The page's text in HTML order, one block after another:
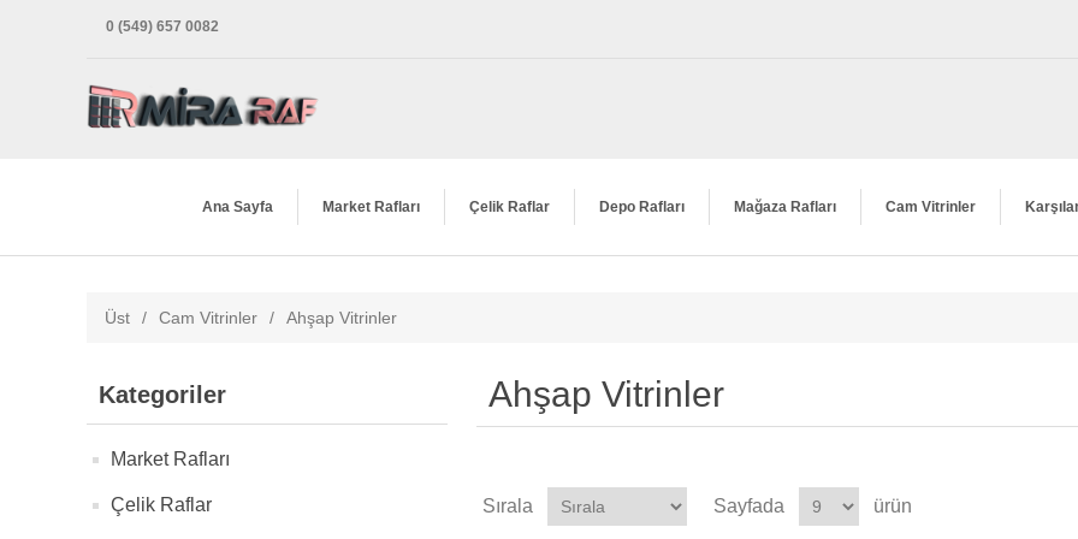
0 (549) 657 0082
Ana Sayfa Market Rafları Çelik Raflar Depo Rafları Mağaza Rafları Cam Vitrinler
Üst / Cam Vitrinler / Ahşap Vitrinler
Kategoriler
Market Rafları
Çelik Raflar
Ahşap Vitrinler
Sırala Sayfada ürün